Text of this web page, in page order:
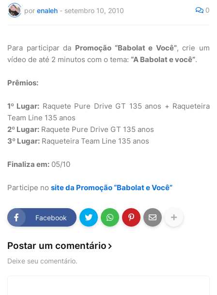
por enaleh - setembro 10, 2010 0
Para participar da Promoção “Babolat e Você”, crie um
vídeo de até 2 minutos com o tema: “A Babolat e você”.
Prêmios:
1º Lugar: Raquete Pure Drive GT 135 anos + Raqueteira
Team Line 135 anos
2º Lugar: Raquete Pure Drive GT 135 anos
3º Lugar: Raqueteira Team Line 135 anos
Finaliza em: 05/10
Participe no site da Promoção “Babolat e Você”
Facebook
Postar um comentário
Deixe seu comentário.